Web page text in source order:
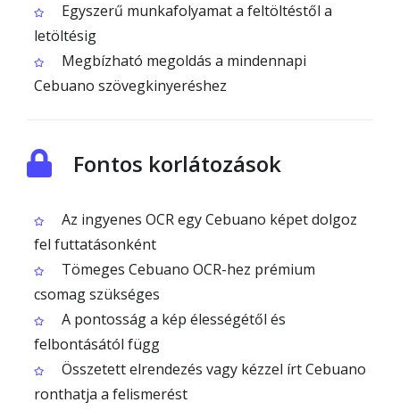
Egyszerű munkafolyamat a feltöltéstől a
letöltésig
Megbízható megoldás a mindennapi
Cebuano szövegkinyeréshez
Fontos korlátozások
Az ingyenes OCR egy Cebuano képet dolgoz
fel futtatásonként
Tömeges Cebuano OCR-hez prémium
csomag szükséges
A pontosság a kép élességétől és
felbontásától függ
Összetett elrendezés vagy kézzel írt Cebuano
ronthatja a felismerést